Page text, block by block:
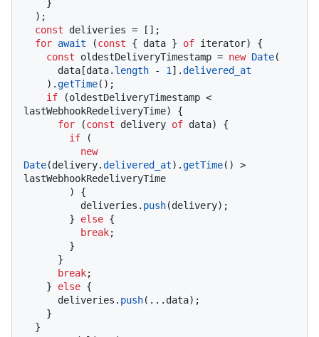
const deliveries = [];
for await (const { data } of iterator) {
const oldestDeliveryTimestamp = new Date(
      data[data.
length - 1 ].delivered_at
    ).
getTime();
if (oldestDeliveryTimestamp <
lastWebhookRedeliveryTime) {
for (const delivery of data) {
if (
new
Date(delivery.delivered_at).getTime() >
lastWebhookRedeliveryTime
          deliveries.
push(delivery);
        }
else {
break;
break;
    }
else {
      deliveries.
push(...data);